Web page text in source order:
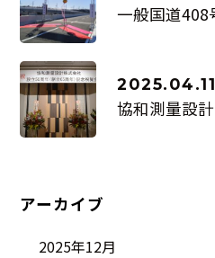
2025.04.11
アーカイブ
2025年12月